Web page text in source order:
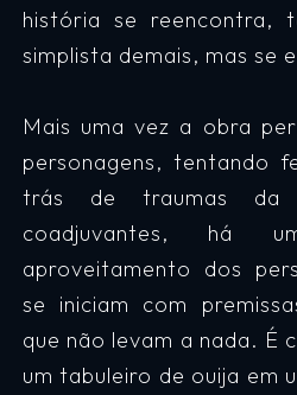
história se reencontra,
simplista demais, mas se
Mais uma vez a obra
personagens, tentando
trás de traumas da
coadjuvantes, há
aproveitamento dos
se iniciam com
que não levam a nada. É
um tabuleiro de ouija em